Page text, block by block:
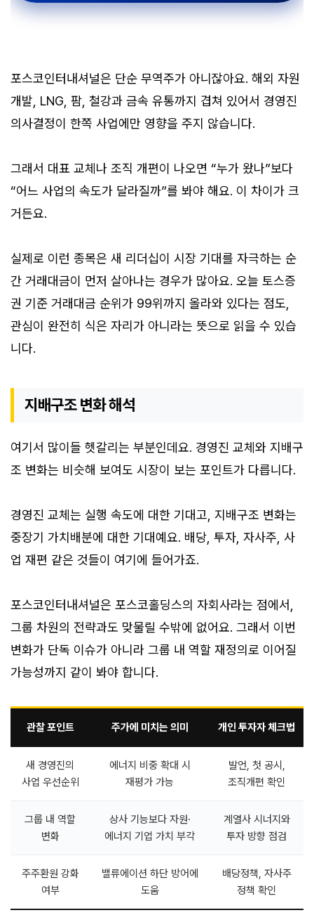
전환사채, 리픽싱 조항이 주가에 미치는 충격적인
포스코인터내셔널은 단순 무역주가 아니잖아요. 해외 자원
개발, LNG, 팜, 철강과 금속 유통까지 겹쳐 있어서 경영진
의사결정이 한쪽 사업에만 영향을 주지 않습니다.
그래서 대표 교체나 조직 개편이 나오면 “누가 왔나”보다
“어느 사업의 속도가 달라질까”를 봐야 해요. 이 차이가 크
거든요.
실제로 이런 종목은 새 리더십이 시장 기대를 자극하는 순
간 거래대금이 먼저 살아나는 경우가 많아요. 오늘 토스증
권 기준 거래대금 순위가 99위까지 올라와 있다는 점도,
관심이 완전히 식은 자리가 아니라는 뜻으로 읽을 수 있습
니다.
지배구조 변화 해석
여기서 많이들 헷갈리는 부분인데요. 경영진 교체와 지배구
조 변화는 비슷해 보여도 시장이 보는 포인트가 다릅니다.
경영진 교체는 실행 속도에 대한 기대고, 지배구조 변화는
중장기 가치배분에 대한 기대예요. 배당, 투자, 자사주, 사
업 재편 같은 것들이 여기에 들어가죠.
포스코인터내셔널은 포스코홀딩스의 자회사라는 점에서,
그룹 차원의 전략과도 맞물릴 수밖에 없어요. 그래서 이번
변화가 단독 이슈가 아니라 그룹 내 역할 재정의로 이어질
가능성까지 같이 봐야 합니다.
관찰 포인트 주가에 미치는 의미 개인 투자자 체크법
새 경영진의
사업 우선순위
에너지 비중 확대 시
재평가 가능
발언, 첫 공시,
조직개편 확인
그룹 내 역할
변화
상사 기능보다 자원·
에너지 기업 가치 부각
계열사 시너지와
투자 방향 점검
주주환원 강화
여부
밸류에이션 하단 방어에
도움
배당정책, 자사주
정책 확인